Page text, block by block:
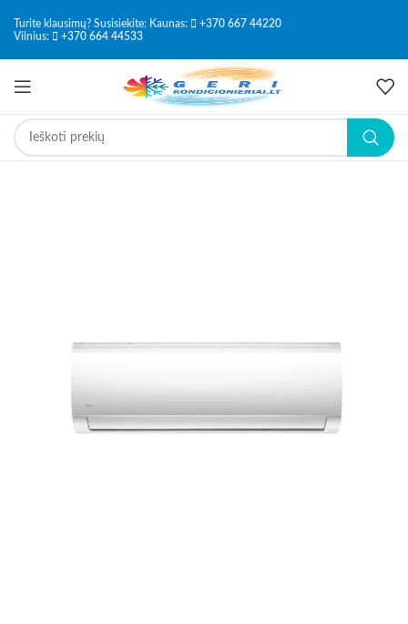
Turite klausimų? Susisiekite: Kaunas:
+370 667 44220
Vilnius:
+370 664 44533